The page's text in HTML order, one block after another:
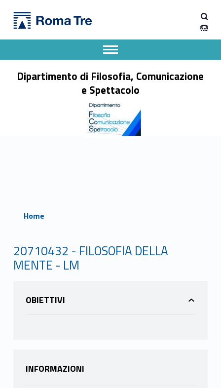
Dipartimento di Filosofia, Comunicazione e Spettacolo
Dipartimento di Filosofia, Comunicazione
e Spettacolo
Apri il menu secondario
Header info sidebar
Home
20710432 - FILOSOFIA DELLA
MENTE - LM
OBIETTIVI
INFORMAZIONI